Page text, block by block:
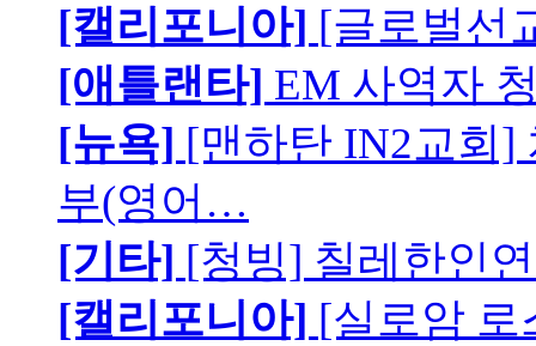
[캘리포니아] [글로벌선
[애틀랜타] EM 사역자
[뉴욕] [맨하탄 IN2교회]
부(영어…
[기타] [청빙] 칠레한인
[캘리포니아] [실로암 로